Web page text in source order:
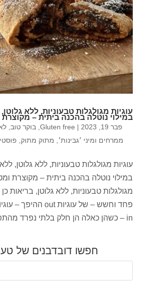
עוגיות מגולגלות טבעוניות, ללא
במילוי נוטלה בהכנה ביתית –
פבר 19, 2023 |
Gluten free בוקר טוב
ממרחים ומיני ׳גבינות׳
מתוק מתוק
עוגיות מגולגלות טבעוניות, ללא גלוטן,
במילוי נוטלה בהכנה ביתית – מקוצרת
מגולגלות טבעוניות, ללא גלוטן, בריאות
in – כשהן כאלה הן חלק בלתי נפרד מהתפריט...
חפשו דובדבנים של